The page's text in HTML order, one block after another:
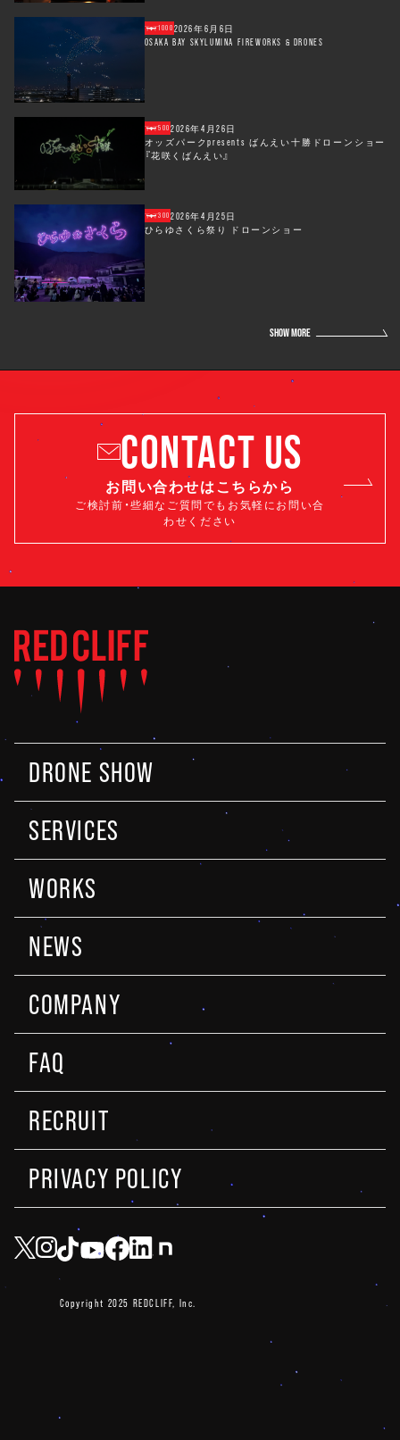
2026年6月6日
1000
OSAKA BAY SKYLUMINA FIREWORKS & DRONES
2026年4月26日
500
オッズパークpresents ばんえい十勝ドローンショー
『花咲くばんえい』
2026年4月25日
300
ひらゆさくら祭り ドローンショー
SHOW MORE
CONTACT US
お問い合わせはこちらから
ご検討前・些細なご質問でもお気軽にお問い合
わせください
DRONE SHOW
SERVICES
WORKS
NEWS
COMPANY
FAQ
RECRUIT
PRIVACY POLICY
Copyright 2025 REDCLIFF, Inc.